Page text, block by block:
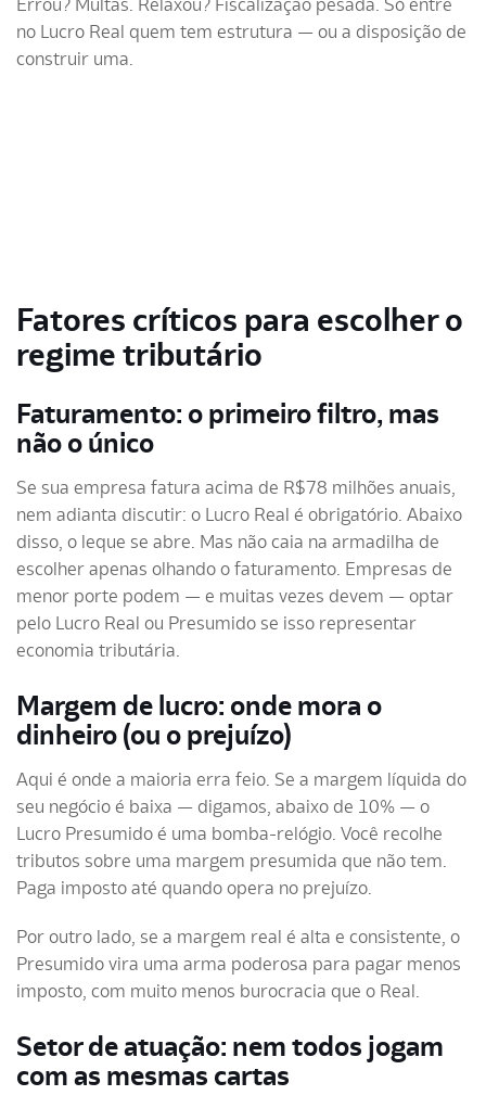
Errou? Multas. Relaxou? Fiscalização pesada. Só entre
no Lucro Real quem tem estrutura — ou a disposição de
construir uma.
Fatores críticos para escolher o
regime tributário
Faturamento: o primeiro filtro, mas
não o único
Se sua empresa fatura acima de R$78 milhões anuais,
nem adianta discutir: o Lucro Real é obrigatório. Abaixo
disso, o leque se abre. Mas não caia na armadilha de
escolher apenas olhando o faturamento. Empresas de
menor porte podem — e muitas vezes devem — optar
pelo Lucro Real ou Presumido se isso representar
economia tributária.
Margem de lucro: onde mora o
dinheiro (ou o prejuízo)
Aqui é onde a maioria erra feio. Se a margem líquida do
seu negócio é baixa — digamos, abaixo de 10% — o
Lucro Presumido é uma bomba-relógio. Você recolhe
tributos sobre uma margem presumida que não tem.
Paga imposto até quando opera no prejuízo.
Por outro lado, se a margem real é alta e consistente, o
Presumido vira uma arma poderosa para pagar menos
imposto, com muito menos burocracia que o Real.
Setor de atuação: nem todos jogam
com as mesmas cartas